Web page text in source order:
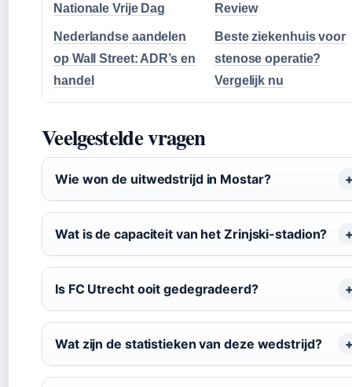
Nationale Vrije Dag Review
Nederlandse aandelen
op Wall Street: ADR’s en
handel
Beste ziekenhuis voor
stenose operatie?
Vergelijk nu
Veelgestelde vragen
Wie won de uitwedstrijd in Mostar?
Wat is de capaciteit van het Zrinjski-stadion?
Is FC Utrecht ooit gedegradeerd?
Wat zijn de statistieken van deze wedstrijd?